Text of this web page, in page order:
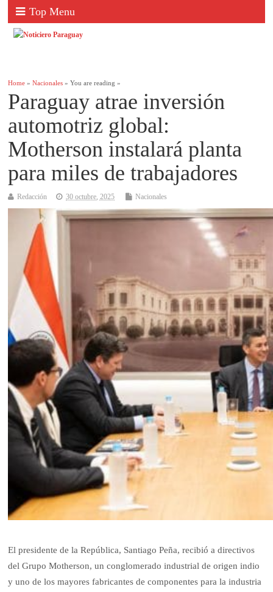
Top Menu
Home »Nacionales » You are reading »
Paraguay atrae inversión
automotriz global:
Motherson instalará planta
para miles de trabajadores
Redacción 30 octubre, 2025 Nacionales
El presidente de la República, Santiago Peña, recibió a directivos
del Grupo Motherson, un conglomerado industrial de origen indio
y uno de los mayores fabricantes de componentes para la industria